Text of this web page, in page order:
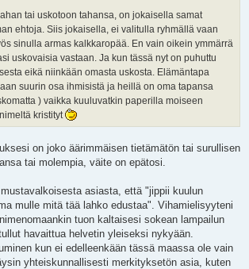
tai uskotoon tahansa, on jokaisella samat
ehtoja. Siis jokaisella, ei valitulla ryhmällä vaan
sinulla armas kalkkaropää. En vain oikein ymmärrä
uskovaisia vastaan. Ja kun tässä nyt on puhuttu
eikä niinkään omasta uskosta. Elämäntapa
suurin osa ihmisistä ja heillä on oma tapansa
) vaikka kuuluvatkin paperilla moiseen
kristityt
on joko äärimmäisen tietämätön tai surullisen
tai molempia, väite on epätosi.
asiasta, että "jippii kuulun
mulle mitä tää lahko edustaa". Vihamielisyyteni
tuon kaltaisesi sokean lampailun
havaittua helvetin yleiseksi nykyään.
kun ei edelleenkään tässä maassa ole vain
yhteiskunnallisesti merkityksetön asia, kuten